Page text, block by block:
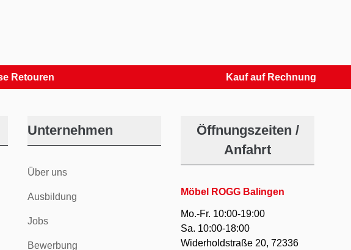
Kauf auf Rechnung
Unternehmen
Über uns
Ausbildung
Jobs
Bewerbung
Öffnungszeiten /
Anfahrt
Möbel ROGG Balingen
Mo.-Fr. 10:00-19:00
Sa. 10:00-18:00
Widerholdstraße 20, 72336